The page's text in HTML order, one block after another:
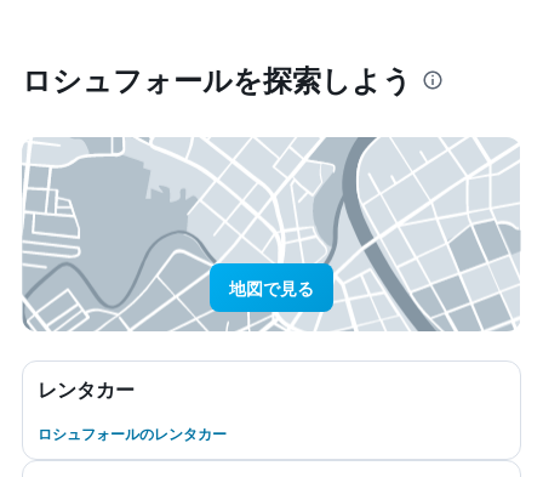
ロシュフォール​を探索しよう
地図で見る
レンタカー
ロシュフォールのレンタカー